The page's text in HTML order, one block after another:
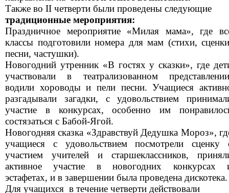
Также во II четверти были проведены следующие
традиционные мероприятия:
Праздничное мероприятие «Милая мама», где
классы подготовили номера для мам (стихи,
песни, частушки).
Новогодний утренник «В гостях у сказки», где
участвовали в театрализованном
водили хороводы и пели песни. Учащиеся
разгадывали загадки, с удовольствием
участие в конкурсах, особенно им
состязаться с Бабой-Ягой.
Новогодняя сказка «Здравствуй Дедушка Мороз»,
учащиеся с удовольствием посмотрели сценку
участием учителей и старшеклассников,
активное участие в новогодних конкурсах
эстафетах, и в завершении была проведена дискотека.
Для учащихся в течение четверти действовали